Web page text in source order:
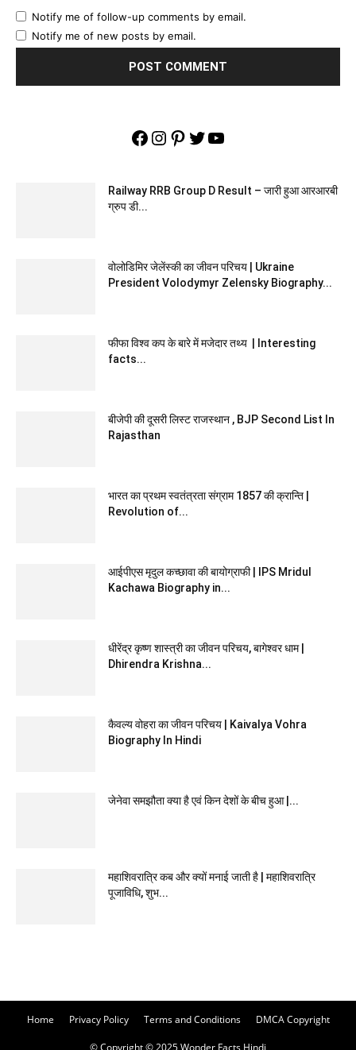
Notify me of follow-up comments by email.
Notify me of new posts by email.
Facebook
Instagram
Pinterest
Twitter
YouTube
Railway RRB Group D Result – जारी हुआ आरआरबी
ग्रुप डी...
वोलोडिमिर जेलेंस्की का जीवन परिचय | Ukraine
President Volodymyr Zelensky Biography...
फीफा विश्व कप के बारे में मजेदार तथ्य | Interesting
facts...
बीजेपी की दूसरी लिस्ट राजस्थान , BJP Second List In
Rajasthan
भारत का प्रथम स्वतंत्रता संग्राम 1857 की क्रान्ति |
Revolution of...
आईपीएस मृदुल कच्छावा की बायोग्राफी | IPS Mridul
Kachawa Biography in...
धीरेंद्र कृष्ण शास्त्री का जीवन परिचय, बागेश्वर धाम |
Dhirendra Krishna...
कैवल्य वोहरा का जीवन परिचय | Kaivalya Vohra
Biography In Hindi
जेनेवा समझौता क्या है एवं किन देशों के बीच हुआ |...
महाशिवरात्रि कब और क्यों मनाई जाती है | महाशिवरात्रि
पूजाविधि, शुभ...
Home Privacy Policy Terms and Conditions DMCA Copyright
© Copyright © 2025 Wonder Facts Hindi